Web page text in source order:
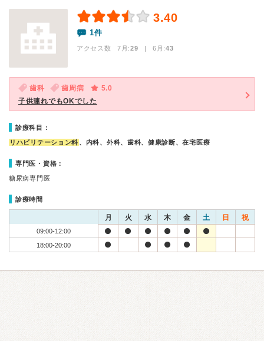
3.40
1件
アクセス数 7月:29 | 6月:43
歯科 歯周病
5.0
子供連れでもOKでした
診療科目：
リハビリテーション科 、内科、外科、歯科、健康診断、在宅医療
専門医・資格：
糖尿病専門医
診療時間
月 火 水 木 金 土 日 祝
09:00-12:00
18:00-20:00